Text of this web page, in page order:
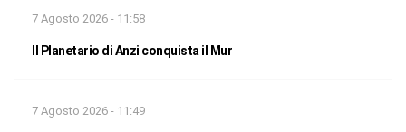
7 Agosto 2026 - 11:58
Il Planetario di Anzi conquista il Mur
7 Agosto 2026 - 11:49